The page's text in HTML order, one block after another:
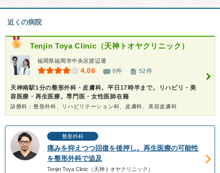
近くの病院
Tenjin Toya Clinic（天神トオヤクリニック）
福岡県福岡市中央区渡辺通
4.06 0件 52件
天神南駅1分の整形外科・皮膚科。平日17時半まで。リハビリ・美
容医療・再生医療。専門医・女性医師在籍
診療科：整形外科、リハビリテーション科、皮膚科、美容皮膚科
整形外科
痛みを抑えつつ回復を後押し。再生医療の可能性
を整形外科で追及
Tenjin Toya Clinic（天神トオヤクリニック）